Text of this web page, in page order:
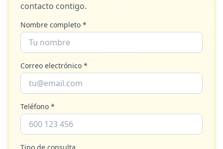
contacto contigo.
Nombre completo *
Correo electrónico *
Teléfono *